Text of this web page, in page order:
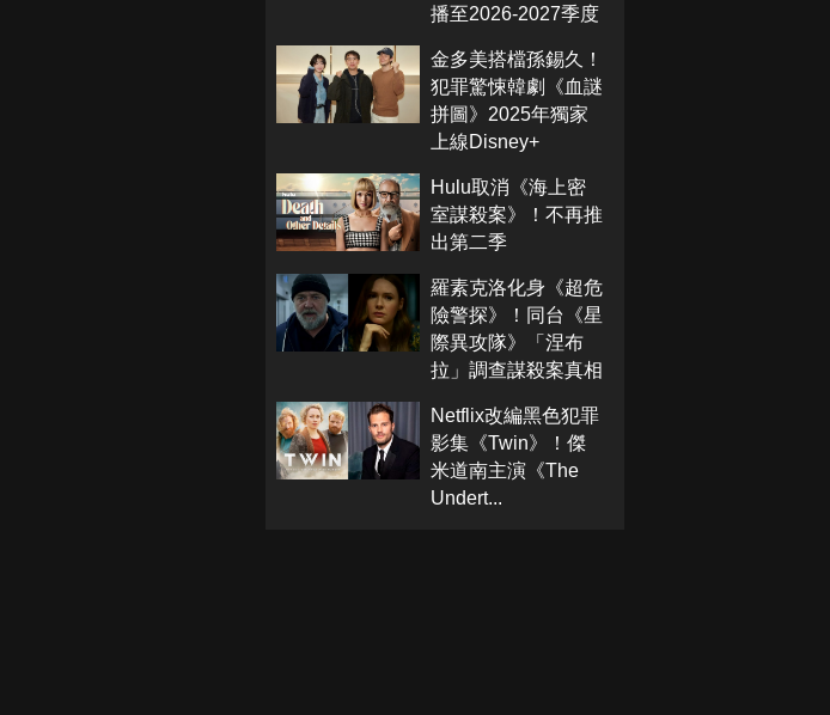
播至2026-2027季度
金多美搭檔孫錫久！
犯罪驚悚韓劇《血謎
拼圖》2025年獨家
上線Disney+
Hulu取消《海上密
室謀殺案》！不再推
出第二季
羅素克洛化身《超危
險警探》！同台《星
際異攻隊》「涅布
拉」調查謀殺案真相
Netflix改編黑色犯罪
影集《Twin》！傑
米道南主演《The
Undert...